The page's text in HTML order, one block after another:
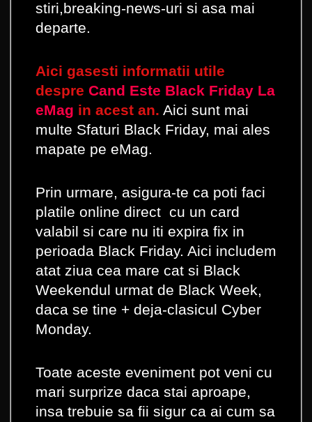
stiri,breaking-news-uri si asa mai
departe.
Aici gasesti informatii utile
despre Cand Este Black Friday La
eMag in acest an. Aici sunt mai
multe Sfaturi Black Friday, mai ales
mapate pe eMag.
Prin urmare, asigura-te ca poti faci
platile online direct cu un card
valabil si care nu iti expira fix in
perioada Black Friday. Aici includem
atat ziua cea mare cat si Black
Weekendul urmat de Black Week,
daca se tine + deja-clasicul Cyber
Monday.
Toate aceste eveniment pot veni cu
mari surprize daca stai aproape,
insa trebuie sa fii sigur ca ai cum sa